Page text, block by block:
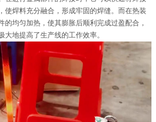
使焊料充分融合，形成牢固的焊缝。而在热装
的均匀加热，使其膨胀后顺利完成过盈配合，
大地提高了生产线的工作效率。